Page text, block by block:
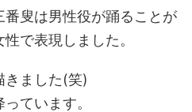
叟は男性役が踊ることが
で表現しました。
きました(笑)
ています。